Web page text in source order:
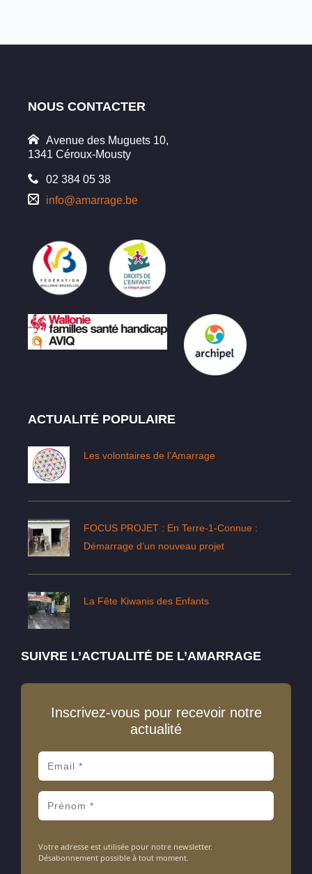
NOUS CONTACTER
Avenue des Muguets 10,
1341 Céroux-Mousty
02 384 05 38
info@amarrage.be
ACTUALITÉ POPULAIRE
Les volontaires de l’Amarrage
FOCUS PROJET : En Terre-1-Connue :
Démarrage d’un nouveau projet
La Fête Kiwanis des Enfants
SUIVRE L’ACTUALITÉ DE L’AMARRAGE
Inscrivez-vous pour recevoir notre
actualité
Votre adresse est utilisée pour notre newsletter.
Désabonnement possible à tout moment.